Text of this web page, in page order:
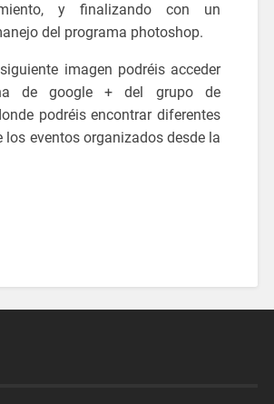
y finalizando con un
del programa photoshop.
imagen podréis acceder
de google + del grupo de
podréis encontrar diferentes
los eventos organizados desde la